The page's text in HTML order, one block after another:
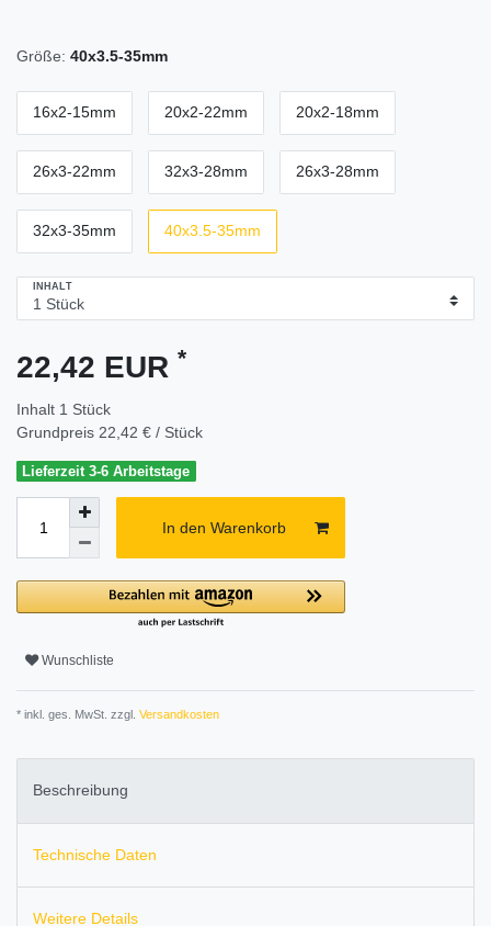
Größe: 40x3.5-35mm
16x2-15mm 20x2-22mm 20x2-18mm
26x3-22mm 32x3-28mm 26x3-28mm
32x3-35mm 40x3.5-35mm
INHALT
22,42 EUR *
Inhalt 1 Stück
Grundpreis 22,42 € / Stück
Lieferzeit 3-6 Arbeitstage
In den Warenkorb
Wunschliste
* inkl. ges. MwSt. zzgl. Versandkosten
Beschreibung
Technische Daten
Weitere Details